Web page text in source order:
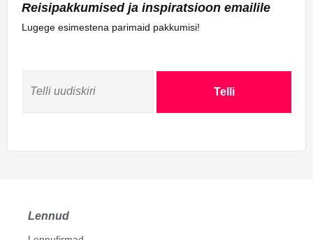
Reisipakkumised ja inspiratsioon emailile
Lugege esimestena parimaid pakkumisi!
Telli
Lennud